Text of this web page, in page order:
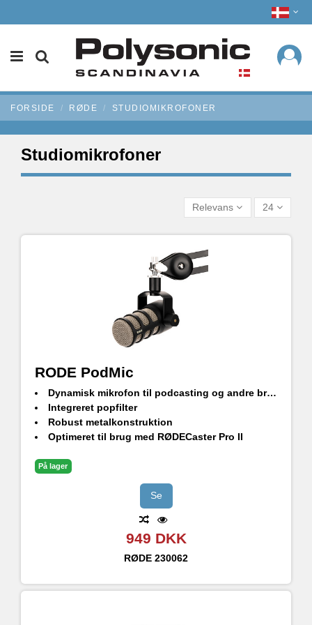
FORSIDE RØDE STUDIOMIKROFONER
Studiomikrofoner
Relevans 24
RODE PodMic
Dynamisk mikrofon til podcasting og andre broadcast-opgaver.
Integreret popfilter
Robust metalkonstruktion
Optimeret til brug med RØDECaster Pro II
På lager
Se
949 DKK
RØDE 230062